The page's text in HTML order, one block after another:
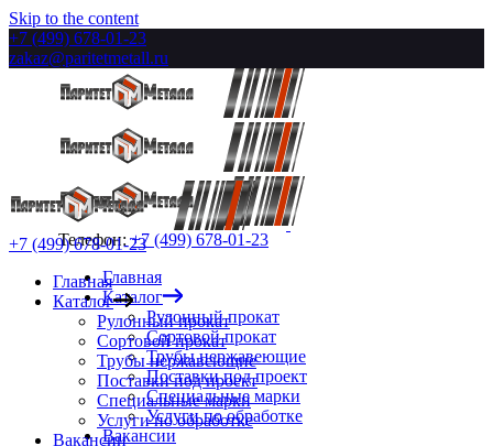
Skip to the content
+7 (499) 678-01-23
zakaz@paritetmetall.ru
Телефон:+7 (499) 678-01-23
Главная
Каталог
Рулонный прокат
Сортовой прокат
Трубы нержавеющие
Поставки под проект
Специальные марки
Услуги по обработке
Вакансии
+7 (499) 678-01-23
Главная
Каталог
Рулонный прокат
Сортовой прокат
Трубы нержавеющие
Поставки под проект
Специальные марки
Услуги по обработке
Вакансии